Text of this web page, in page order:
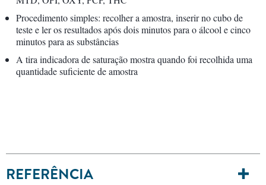
Procedimento simples: recolher a amostra, inserir no cubo de
teste e ler os resultados após dois minutos para o álcool e cinco
minutos para as substâncias
A tira indicadora de saturação mostra quando foi recolhida uma
quantidade suficiente de amostra
REFERÊNCIA